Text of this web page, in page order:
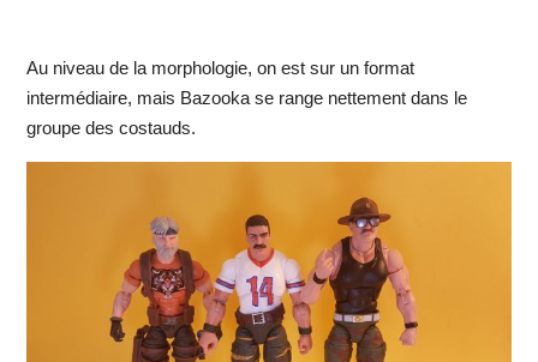
Au niveau de la morphologie, on est sur un format
intermédiaire, mais Bazooka se range nettement dans le
groupe des costauds.